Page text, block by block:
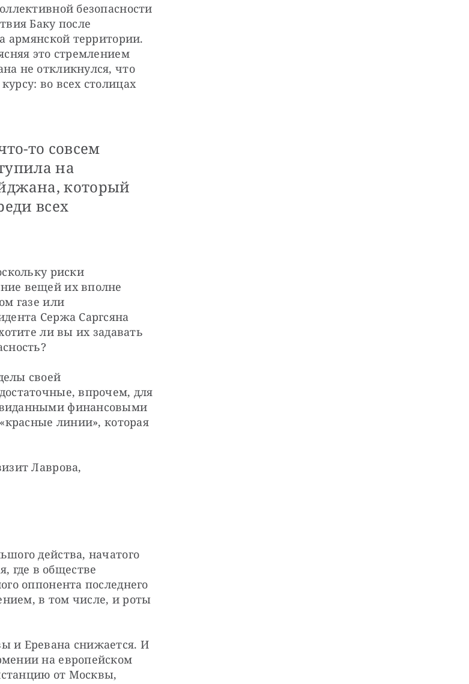
безопасности
Баку после
армянской территории.
это стремлением
не откликнулся, что
во всех столицах
то совсем
на
который
всех
риски
вещей их вполне
газе или
Сержа Саргсяна
ли вы их задавать
своей
впрочем, для
финансовыми
линии», которая
Лаврова,
действа, начатого
где в обществе
оппонента последнего
в том числе, и роты
и Еревана снижается. И
на европейском
от Москвы,